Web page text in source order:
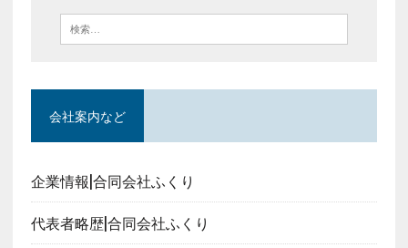
会社案内など
企業情報|合同会社ふくり
代表者略歴|合同会社ふくり